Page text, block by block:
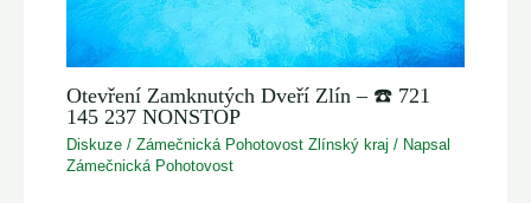
Otevření Zamknutých Dveří Zlín – ☎️ 721
145 237 NONSTOP
Diskuze /Zámečnická Pohotovost Zlínský kraj / Napsal
Zámečnická Pohotovost